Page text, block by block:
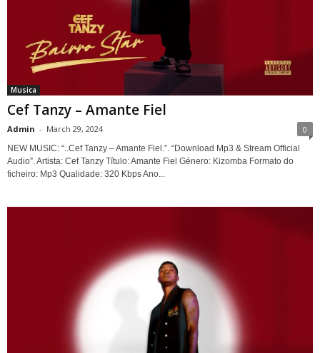
Musica
Cef Tanzy – Amante Fiel
Admin - March 29, 2024 0
NEW MUSIC: “..Cef Tanzy – Amante Fiel.”. “Download Mp3 & Stream Official
Audio”. Artista: Cef Tanzy Título: Amante Fiel Género: Kizomba Formato do
ficheiro: Mp3 Qualidade: 320 Kbps Ano...